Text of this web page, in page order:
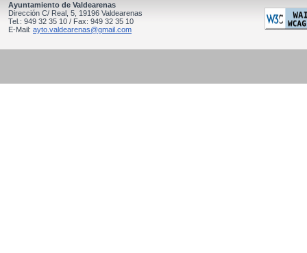
Ayuntamiento de Valdearenas
Dirección C/ Real, 5, 19196 Valdearenas
Tel.: 949 32 35 10 / Fax: 949 32 35 10
E-Mail: ayto.valdearenas@gmail.com